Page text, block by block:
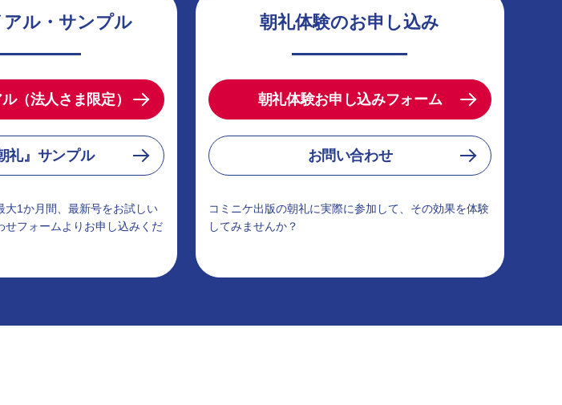
ル・サンプル
（法人さま限定）
礼』サンプル
大1か月間、最新号をお試しい
せフォームよりお申し込みくだ
朝礼体験のお申し込み
朝礼体験お申し込みフォーム
お問い合わせ
コミニケ出版の朝礼に実際に参加して、その効果を体験
してみませんか？